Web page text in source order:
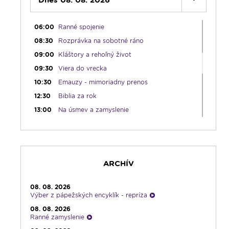
05:45
Ranné chvály
06:00
Ranné spojenie
08:30
Rozprávka na sobotné ráno
09:00
Kláštory a rehoľný život
09:30
Viera do vrecka
10:30
Emauzy - mimoriadny prenos
12:30
Biblia za rok
13:00
Na úsmev a zamyslenie
milosrdenstva
16:00
Pozdravy z Rádia LUMEN
17:30
Infolumen
18:00
Emauzy - sv. omša 18:00
ARCHÍV
08. 08. 2026
Výber z pápežských encyklík - repríza
08. 08. 2026
Ranné zamyslenie